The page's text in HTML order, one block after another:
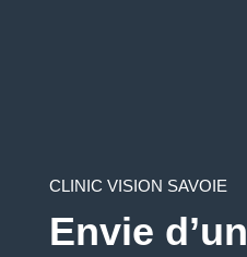
CLINIC VISION SAVOIE
Envie